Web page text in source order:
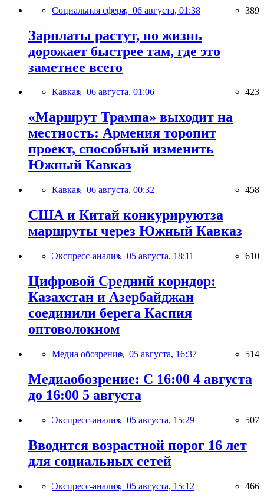
Социальная сфера, 06 августа, 01:38 389
Зарплаты растут, но жизнь
дорожает быстрее там, где это
заметнее всего
Кавказ, 06 августа, 01:06 423
«Маршрут Трампа» выходит на
местность: Армения торопит
проект, способный изменить
Южный Кавказ
Кавказ, 06 августа, 00:32 458
США и Китай конкурируютза
маршруты через Южный Кавказ
Экспресс-анализ, 05 августа, 18:11 610
Цифровой Средний коридор:
Казахстан и Азербайджан
соединили берега Каспия
оптоволокном
Медиа обозрение, 05 августа, 16:37 514
Медиаобозрение: С 16:00 4 августа
до 16:00 5 августа
Экспресс-анализ, 05 августа, 15:29 507
Вводится возрастной порог 16 лет
для социальных сетей
Экспресс-анализ, 05 августа, 15:12 466